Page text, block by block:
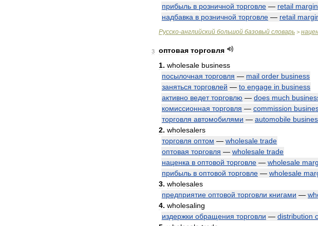
прибыль в розничной торговле — retail margin
надбавка в розничной торговле — retail
Русско-английский большой базовый словарь >
3 оптовая торговля
1. wholesale business
посылочная торговля — mail order business
заняться торговлей — to engage in business
активно ведет торговлю — does much
комиссионная торговля — commission
торговля автомобилями — automobile
2. wholesalers
торговля оптом — wholesale trade
оптовая торговля — wholesale trade
наценка в оптовой торговле — wholesale
прибыль в оптовой торговле — wholesale
3. wholesales
предприятие оптовой торговли книгами —
4. wholesaling
издержки обращения торговли — distribution